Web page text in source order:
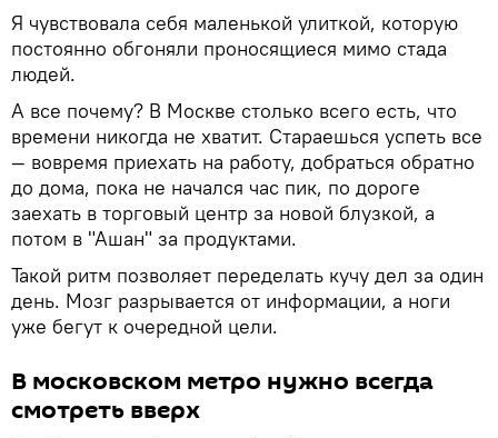
Я чувствовала себя маленькой улиткой, которую
постоянно обгоняли проносящиеся мимо стада
людей.
А все почему? В Москве столько всего есть, что
времени никогда не хватит. Стараешься успеть все
— вовремя приехать на работу, добраться обратно
до дома, пока не начался час пик, по дороге
заехать в торговый центр за новой блузкой, а
потом в "Ашан" за продуктами.
Такой ритм позволяет переделать кучу дел за один
день. Мозг разрывается от информации, а ноги
уже бегут к очередной цели.
В московском метро нужно всегда
смотреть вверх